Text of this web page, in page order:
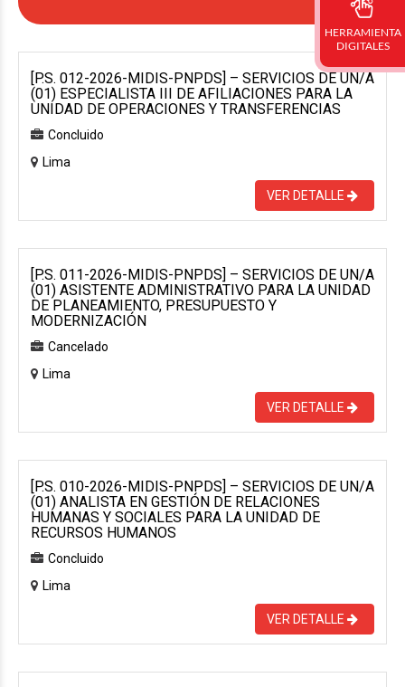
[P.S. 012-2026-MIDIS-PNPDS] – SERVICIOS DE UN/A
(01) ESPECIALISTA III DE AFILIACIONES PARA LA
UNIDAD DE OPERACIONES Y TRANSFERENCIAS
Concluido
Lima
VER DETALLE
[P.S. 011-2026-MIDIS-PNPDS] – SERVICIOS DE UN/A
(01) ASISTENTE ADMINISTRATIVO PARA LA UNIDAD
DE PLANEAMIENTO, PRESUPUESTO Y
MODERNIZACIÓN
Cancelado
Lima
VER DETALLE
[P.S. 010-2026-MIDIS-PNPDS] – SERVICIOS DE UN/A
(01) ANALISTA EN GESTIÓN DE RELACIONES
HUMANAS Y SOCIALES PARA LA UNIDAD DE
RECURSOS HUMANOS
Concluido
Lima
VER DETALLE
HERRAMIENTA
DIGITALES